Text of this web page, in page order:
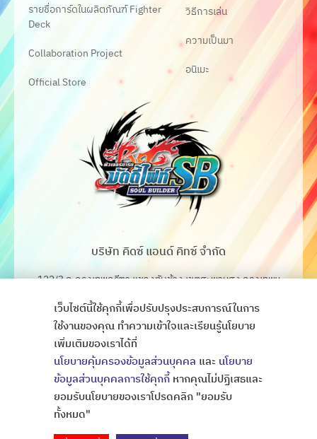
รายชื่อการ์ดในผลิตภัณฑ์ Fighter
Deck
Collaboration Project
Official Store
วิธีการเล่น
ความเป็นมา
อนิเมะ
บริษัท คิดซ์ แอนด์ คิทซ์ จำกัด
122/3 ถ.กรุงเทพกรีฑา แขวงทับช้าง เขตสะพานสูง กรุงเทพฯ
โทร. 02-368-4106-7
Fax. 02-368-4105
Copyright © All Rights Thaibattlespiritsออกแบบเว็บไซต์
เว็บไซต์นี้ใช้คุกกี้เพื่อปรับปรุงประสบการณ์ในการ
ใช้งานของคุณ ทำความเข้าใจและเรียนรู้นโยบาย
เพิ่มเติมของเราได้ที่
นโยบายคุ้มครองข้อมูลส่วนบุคคล และ นโยบาย
ข้อมูลส่วนบุคคลการใช้คุกกี้หากคุณไม่ปฏิเสธและ
ยอมรับนโยบายของเราโปรดคลิก "ยอมรับ
ทั้งหมด"